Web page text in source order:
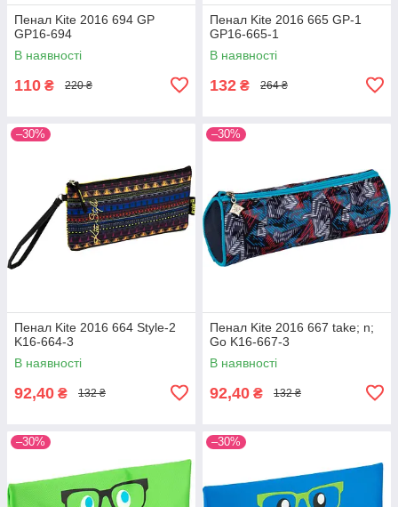
Пенал Kite 2016 694 GP
GP16-694
В наявності
110 ₴ 220 ₴
Пенал Kite 2016 665 GP-1
GP16-665-1
В наявності
132 ₴ 264 ₴
–30%
Пенал Kite 2016 664 Style-2
K16-664-3
В наявності
92,40 ₴ 132 ₴
–30%
Пенал Kite 2016 667 take; n;
Go K16-667-3
В наявності
92,40 ₴ 132 ₴
–30% –30%